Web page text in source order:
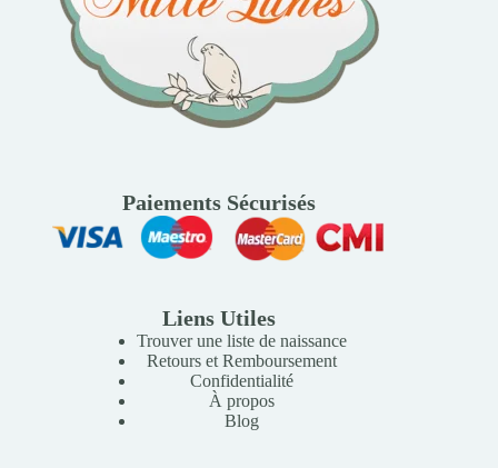
Paiements Sécurisés
Liens Utiles
Trouver une liste de naissance
Retours et Remboursement
Confidentialité
À propos
Blog